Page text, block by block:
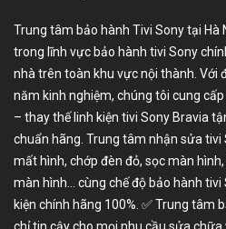
Trung tâm bảo hành Tivi Sony tại Hà
trong lĩnh vực bảo hành tivi Sony
nhà trên toàn khu vực nội thành. Với
năm kinh nghiệm, chúng tôi cung
– thay thế linh kiện tivi Sony Bravia
chuẩn hãng. Trung tâm nhận sửa tivi
mất hình, chớp đèn đỏ, sọc màn
màn hình… cùng chế độ bảo hành tivi
kiện chính hãng 100%. ✅ Trung tâm
chỉ tin cậy cho mọi nhu cầu sửa